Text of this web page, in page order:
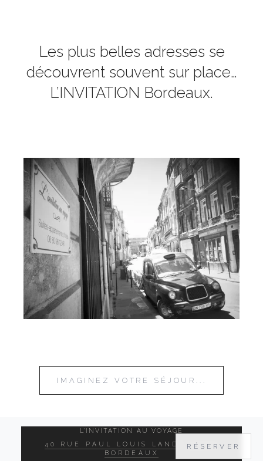
RÉSERVER
Les plus belles adresses se
découvrent souvent sur place…
L’INVITATION Bordeaux.
IMAGINEZ VOTRE SÉJOUR...
L'INVITATION AU VOYAGE
40 RUE PAUL LOUIS LANDE 33000
BORDEAUX